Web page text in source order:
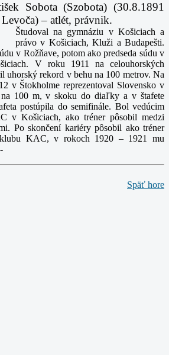
Sobota (Szobota) (30.8.1891
– atlét, právnik.
Študoval na gymnáziu v Košiciach a
právo v Košiciach, Kluži a Budapešti.
v Rožňave, potom ako predseda súdu v
V roku 1911 na celouhorských
uhorský rekord v behu na 100 metrov. Na
v Štokholme reprezentoval Slovensko v
100 m, v skoku do diaľky a v štafete
postúpila do semifinále. Bol vedúcim
v Košiciach, ako tréner pôsobil medzi
Po skončení kariéry pôsobil ako tréner
klubu KAC, v rokoch 1920 – 1921 mu
Späť hore